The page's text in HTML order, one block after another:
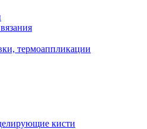
термоаппликации
кисти